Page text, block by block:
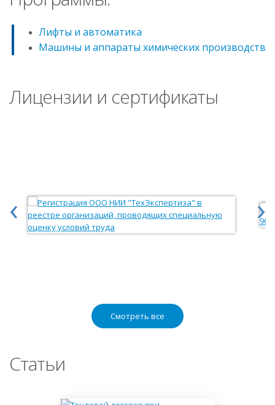
Лифты и автоматика
Машины и аппараты химических производств
Лицензии и сертификаты
‹ ›
Смотреть все
Статьи